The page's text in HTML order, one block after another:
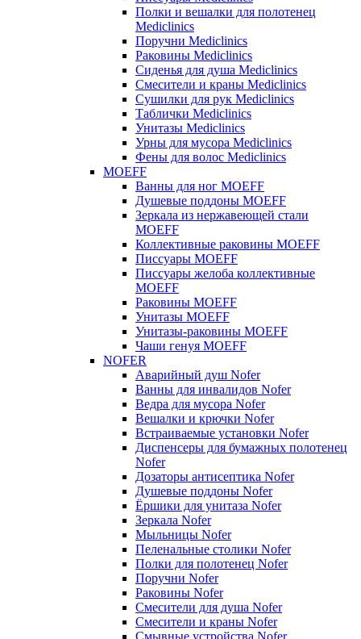
Полки и вешалки для полотенец
Mediclinics
Поручни Mediclinics
Раковины Mediclinics
Сиденья для душа Mediclinics
Смесители и краны Mediclinics
Сушилки для рук Mediclinics
Таблички Mediclinics
Унитазы Mediclinics
Урны для мусора Mediclinics
Фены для волос Mediclinics
MOEFF
Ванны для ног MOEFF
Душевые поддоны MOEFF
Зеркала из нержавеющей стали
MOEFF
Коллективные раковины MOEFF
Писсуары MOEFF
Писсуары желоба коллективные
MOEFF
Раковины MOEFF
Унитазы MOEFF
Унитазы-раковины MOEFF
Чаши генуя MOEFF
NOFER
Аварийный душ Nofer
Ванны для инвалидов Nofer
Ведра для мусора Nofer
Вешалки и крючки Nofer
Встраиваемые установки Nofer
Диспенсеры для бумажных полотенец
Nofer
Дозаторы антисептика Nofer
Душевые поддоны Nofer
Ёршики для унитаза Nofer
Зеркала Nofer
Мыльницы Nofer
Пеленальные столики Nofer
Полки для полотенец Nofer
Поручни Nofer
Раковины Nofer
Смесители для душа Nofer
Смесители и краны Nofer
Смывные устройства Nofer